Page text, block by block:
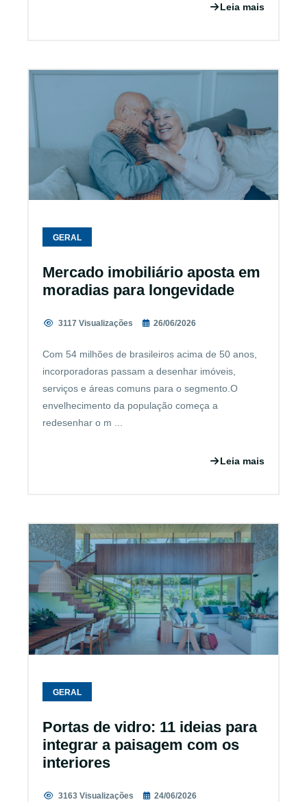
Leia mais
GERAL
Mercado imobiliário aposta em
moradias para longevidade
3117 Visualizações 26/06/2026
Com 54 milhões de brasileiros acima de 50 anos,
incorporadoras passam a desenhar imóveis,
serviços e áreas comuns para o segmento.O
envelhecimento da população começa a
redesenhar o m ...
Leia mais
GERAL
Portas de vidro: 11 ideias para
integrar a paisagem com os
interiores
3163 Visualizações 24/06/2026